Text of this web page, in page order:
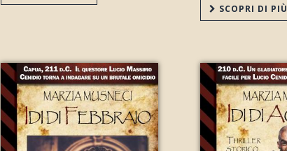
SCOPRI DI PIÙ